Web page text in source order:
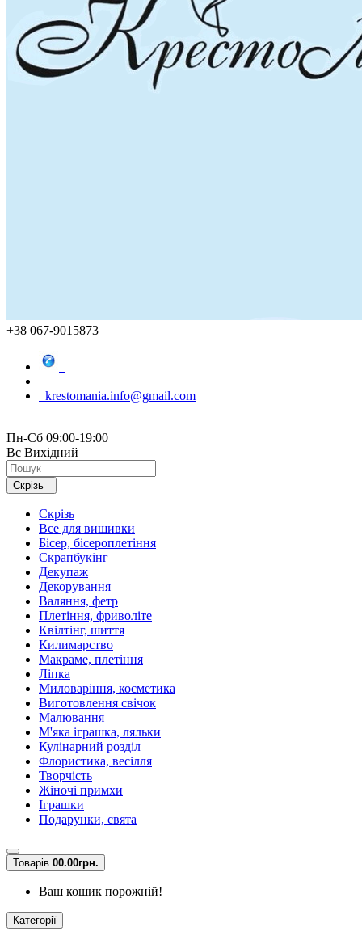
+38 067-9015873
krestomania.info@gmail.com
Пн-Сб 09:00-19:00
Вс Вихідний
Скрізь
Скрізь
Все для вишивки
Бісер, бісероплетіння
Скрапбукінг
Декупаж
Декорування
Валяння, фетр
Плетіння, фриволіте
Квілтінг, шиття
Килимарство
Макраме, плетіння
Ліпка
Миловаріння, косметика
Виготовлення свічок
Малювання
М'яка іграшка, ляльки
Кулінарний розділ
Флористика, весілля
Творчість
Жіночі примхи
Іграшки
Подарунки, свята
Товарів 00.00грн.
Ваш кошик порожній!
Категорії